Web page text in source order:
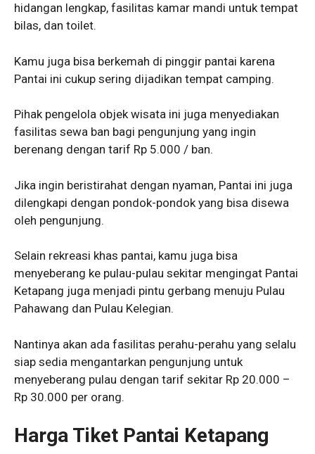
hidangan lengkap, fasilitas kamar mandi untuk tempat
bilas, dan toilet.
Kamu juga bisa berkemah di pinggir pantai karena
Pantai ini cukup sering dijadikan tempat camping.
Pihak pengelola objek wisata ini juga menyediakan
fasilitas sewa ban bagi pengunjung yang ingin
berenang dengan tarif Rp 5.000 / ban.
Jika ingin beristirahat dengan nyaman, Pantai ini juga
dilengkapi dengan pondok-pondok yang bisa disewa
oleh pengunjung.
Selain rekreasi khas pantai, kamu juga bisa
menyeberang ke pulau-pulau sekitar mengingat Pantai
Ketapang juga menjadi pintu gerbang menuju Pulau
Pahawang dan Pulau Kelegian.
Nantinya akan ada fasilitas perahu-perahu yang selalu
siap sedia mengantarkan pengunjung untuk
menyeberang pulau dengan tarif sekitar Rp 20.000 –
Rp 30.000 per orang.
Harga Tiket Pantai Ketapang